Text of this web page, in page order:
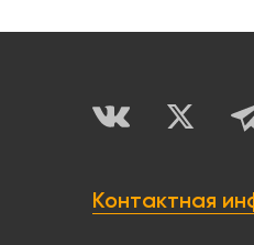
Контактная